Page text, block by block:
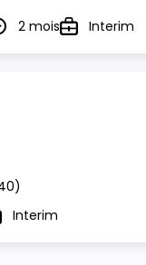
2 moisTypeInterim
Interim